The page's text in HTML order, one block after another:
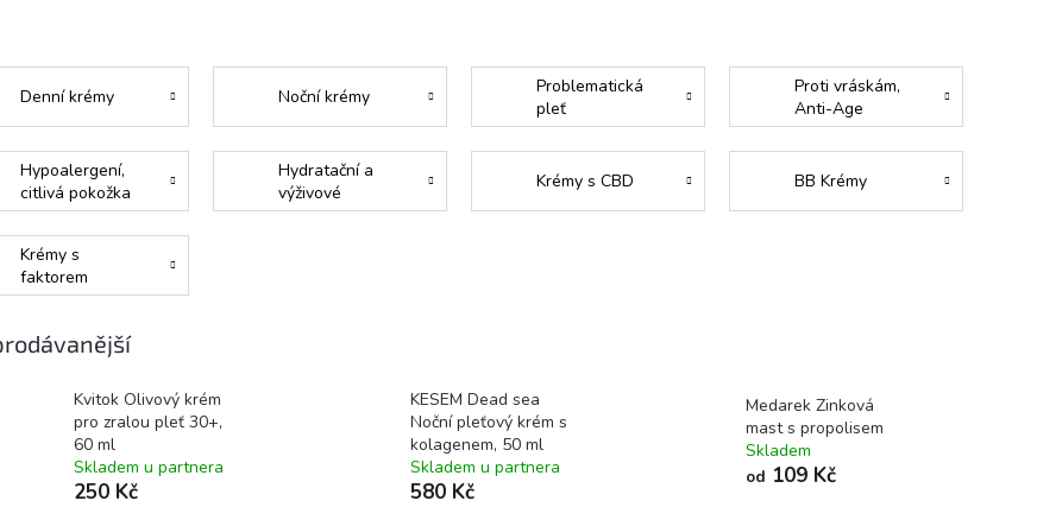
Denní krémy Noční krémy
Problematická
pleť
Proti vráskám,
Anti-Age
Hypoalergení,
citlivá pokožka
Hydratační a
výživové
Krémy s CBD BB Krémy
Krémy s
faktorem
Kvitok Olivový krém
pro zralou pleť 30+,
60 ml
Skladem u partnera
250 Kč
KESEM Dead sea
Noční pleťový krém s
kolagenem, 50 ml
Skladem u partnera
580 Kč
Medarek Zinková
mast s propolisem
Skladem
od 109 Kč